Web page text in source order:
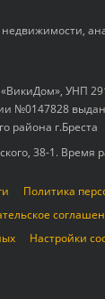
УНП
№0147828
района г.Бреста
38-1. Время
Политика
Настройки